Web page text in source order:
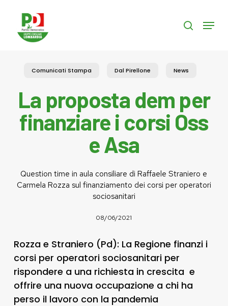
content
search
Menu
Comunicati Stampa Dal Pirellone News
La proposta dem per
finanziare i corsi Oss
e Asa
Question time in aula consiliare di Raffaele Straniero e
Carmela Rozza sul finanziamento dei corsi per operatori
sociosanitari
08/06/2021
Rozza e Straniero (Pd): La Regione finanzi i
corsi per operatori sociosanitari per
rispondere a una richiesta in crescita e
offrire una nuova occupazione a chi ha
perso il lavoro con la pandemia